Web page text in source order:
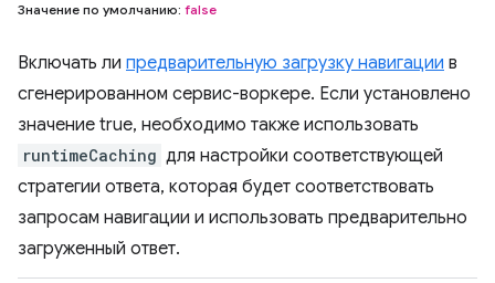
Значение по умолчанию: false
Включать ли предварительную загрузку навигации в
сгенерированном сервис-воркере. Если установлено
значение true, необходимо также использовать
runtimeCaching для настройки соответствующей
стратегии ответа, которая будет соответствовать
запросам навигации и использовать предварительно
загруженный ответ.